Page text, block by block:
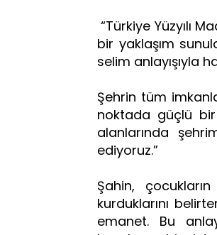
“Türkiye Yüzyılı
bir yaklaşım
selim anlayışıyla
Şehrin tüm
noktada güçlü
alanlarında
ediyoruz.”
Şahin,
kurduklarını
emanet. Bu